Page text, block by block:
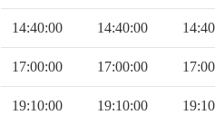
14:40:00 14:40:00
17:00:00 17:00:00
19:10:00 19:10:00